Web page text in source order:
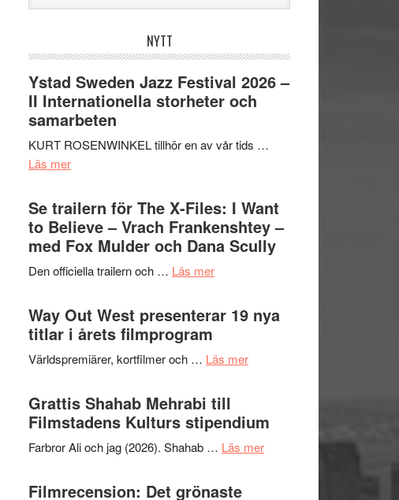
webbplatsen
NYTT
Ystad Sweden Jazz Festival 2026 –
II Internationella storheter och
samarbeten
KURT ROSENWINKEL tillhör en av vår tids …
Läs merom
Sweden
Jazz
Festival
2026
–
Internationella
storheter
och
samarbeten
Se trailern för The X-Files: I Want
to Believe – Vrach Frankenshtey –
med Fox Mulder och Dana Scully
Den officiella trailern och … Läs merom
trailern
för
X-
I
Want
to
Believe
Vrach
Way Out West presenterar 19 nya
titlar i årets filmprogram
Världspremiärer, kortfilmer och … Läs merom
presenterar
19
Grattis Shahab Mehrabi till
Filmstadens Kulturs stipendium
Farbror Ali och jag (2026). Shahab … Läs merom
Filmrecension: Det grönaste